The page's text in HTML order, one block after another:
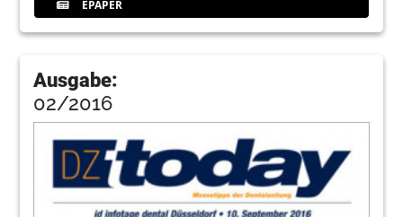
EPAPER
Ausgabe:
02/2016